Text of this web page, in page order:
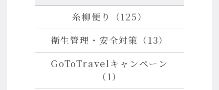
糸柳便り（125）
衛生管理・安全対策（13）
GoToTravelキャンペーン
（1）